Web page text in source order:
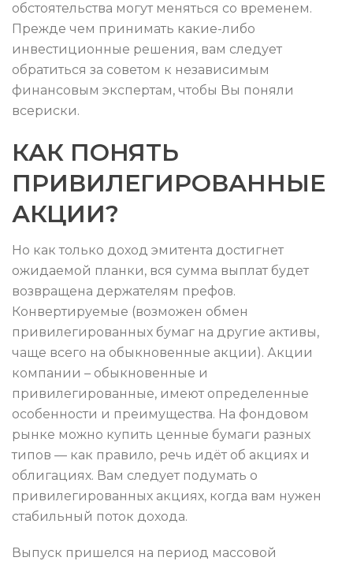
обстоятельства могут меняться со временем.
Прежде чем принимать какие-либо
инвестиционные решения, вам следует
обратиться за советом к независимым
финансовым экспертам, чтобы Вы поняли
всериски.
КАК ПОНЯТЬ
ПРИВИЛЕГИРОВАННЫЕ
АКЦИИ?
Но как только доход эмитента достигнет
ожидаемой планки, вся сумма выплат будет
возвращена держателям префов.
Конвертируемые (возможен обмен
привилегированных бумаг на другие активы,
чаще всего на обыкновенные акции). Акции
компании – обыкновенные и
привилегированные, имеют определенные
особенности и преимущества. На фондовом
рынке можно купить ценные бумаги разных
типов — как правило, речь идёт об акциях и
облигациях. Вам следует подумать о
привилегированных акциях, когда вам нужен
стабильный поток дохода.
Выпуск пришелся на период массовой